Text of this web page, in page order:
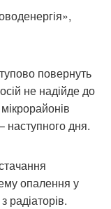
повернуть
не надійде до
наступного дня.
опалення у
радіаторів.